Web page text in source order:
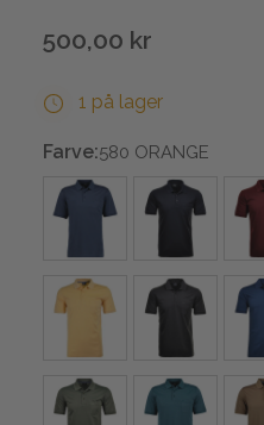
500,00 kr
1 på lager
Farve:580 ORANGE